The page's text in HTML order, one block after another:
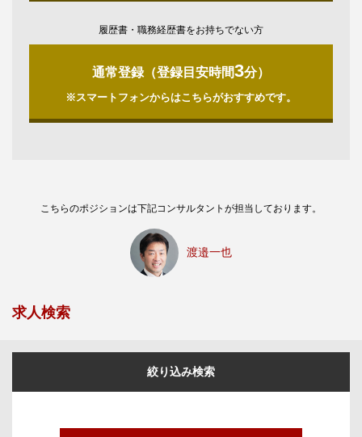
履歴書・職務経歴書をお持ちでない方
通常登録（登録目安時間3分）
※スマートフォンからはこちらがおすすめです。
こちらのポジションは下記コンサルタントが担当しております。
渡邉一也
求人検索
絞り込み検索